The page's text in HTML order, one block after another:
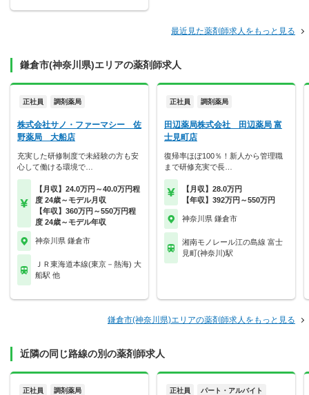
最近見た薬剤師求人をもっと見る
鎌倉市(神奈川県)エリアの薬剤師求人
正社員 調剤薬局
株式会社サノ・ファーマシー 佐
野薬局 大船店
充実した研修制度で未経験の方も安
心して働ける環境で…
【月収】24.0万円～40.0万円程
度 24歳～モデル月収
【年収】360万円～550万円程
度 24歳～モデル年収
神奈川県 鎌倉市
ＪＲ東海道本線(東京－熱海) 大
船駅 他
正社員 調剤薬局
田辺薬局株式会社 田辺薬局 富
士見町店
復帰率ほぼ100％！新人から管理職
まで研修充実で長…
【月収】28.0万円
【年収】392万円～550万円
神奈川県 鎌倉市
湘南モノレール江の島線 富士
見町(神奈川)駅
鎌倉市(神奈川県)エリアの薬剤師求人をもっと見る
近隣の同じ路線の別の薬剤師求人
正社員 調剤薬局 正社員 パート・アルバイト